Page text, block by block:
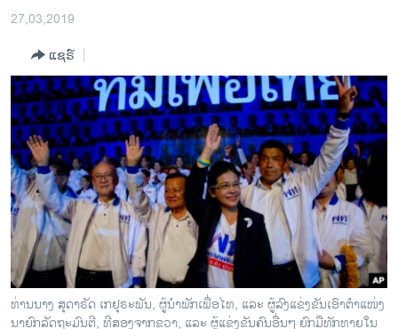
ຫາ
ຂ່າວ​ຈີນ
ໂລກ
ເອເຊຍ
ອິດສະຫຼະພາບດ້ານການຂ່າວ
ຊີວິດຊາວລາວ
ຊຸມຊົນຊາວລາວ
ວິທະຍາສາດ-ເທັກໂນໂລຈີ
ທຸລະກິດ
ພາສາອັງກິດ
ວີດີໂອ
27,03,2019
ແຊຣ໌
ທ່ານ​ນາງ ສຸ​ດາ​ຣັດ ເກ​ຢຸ​ຣະພັນ, ຜູ້​ນຳ​ພັກ​ເພື່ອ​ໄທ, ແລະ ຜູ້​ລົງ​ແຂ່ງ​ຂັນ​ເອົາຕຳ​ແໜ່ງ​
ນາ​ຍົກ​ລັດ​ຖະ​ມົນ​ຕີ, ທີສອງ​ຈາກ​ຂວາ, ແລະ ຜູ້​ແຂ່ງ​ຂັນ​ຄົນ​ອື່ນໆ ຍົກ​ມື​ທັກ​ທາຍໃນ​